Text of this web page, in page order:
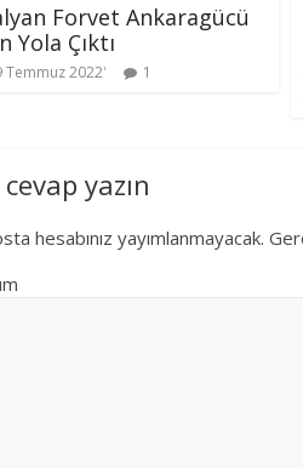
Forvet Ankaragücü
Yola Çıktı
Temmuz 2022 1
yazın
hesabınız yayımlanmayacak.